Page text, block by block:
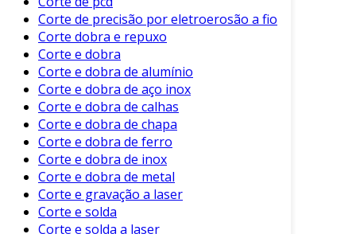
Variedade de Formatos:A tecnologia
permite criar uma ampla gama de formas
e designs.
Segurança:Profissionais treinados
utilizam técnicas adequadas, minimizando
riscos de acidentes.
Otimização de Materiais:
precisos resultam em menos desperdício
de vidro, aumentando a sustentabilidade.
Além disso, o corte de vidro profissional
Corte de precisão por eletroerosão a fio
Corte dobra e repuxo
Corte e dobra
Corte e dobra de alumínio
Corte e dobra de aço inox
Corte e dobra de calhas
Corte e dobra de chapa
Corte e dobra de ferro
Corte e dobra de inox
Corte e dobra de metal
Corte e gravação a laser
Corte e solda
Corte e solda a laser